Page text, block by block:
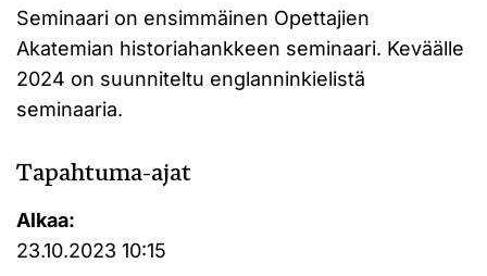
Seminaari on ensimmäinen Opettajien
Akatemian historiahankkeen seminaari. Keväälle
2024 on suunniteltu englanninkielistä
seminaaria.
Tapahtuma-ajat
Alkaa:
23.10.2023 10:15